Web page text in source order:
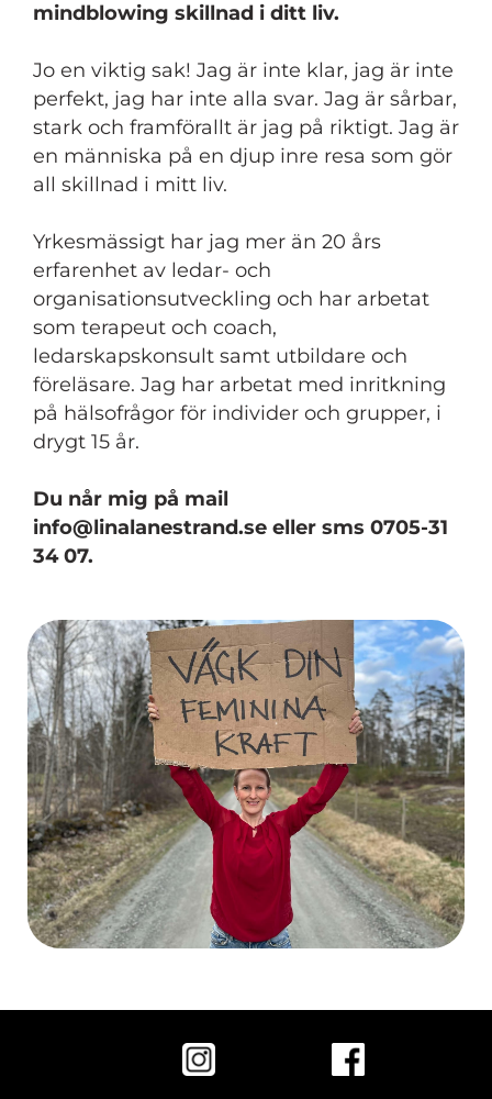
mindblowing skillnad i ditt liv.
Jo en viktig sak! Jag är inte klar, jag är inte
perfekt, jag har inte alla svar. Jag är sårbar,
stark och framförallt är jag på riktigt. Jag är
en människa på en djup inre resa som gör
all skillnad i mitt liv.
Yrkesmässigt har jag mer än 20 års
erfarenhet av ledar- och
organisationsutveckling och har arbetat
som terapeut och coach,
ledarskapskonsult samt utbildare och
föreläsare. Jag har arbetat med inritkning
på hälsofrågor för individer och grupper, i
drygt 15 år.
Du når mig på mail
info@linalanestrand.se eller sms 0705-31
34 07.